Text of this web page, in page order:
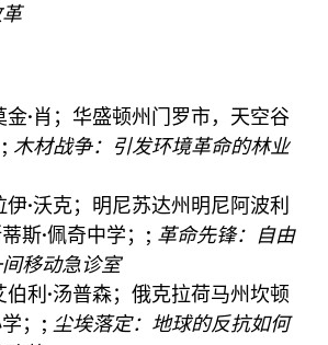
金·肖；华盛顿州门罗市，天空谷
木材战争：引发环境革命的林业
伊·沃克；明尼苏达州明尼阿波利
斯·佩奇中学；; 革命先锋：自由
移动急诊室
伯利·汤普森；俄克拉荷马州坎顿
；; 尘埃落定：地球的反抗如何